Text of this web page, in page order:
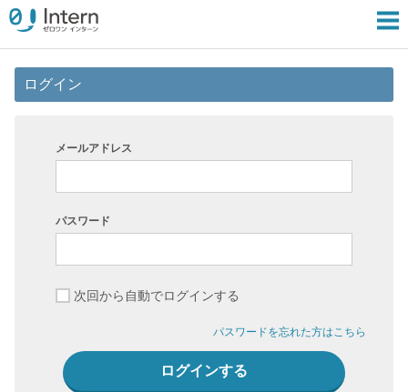
ログイン
メールアドレス
パスワード
次回から自動でログインする
パスワードを忘れた方はこちら